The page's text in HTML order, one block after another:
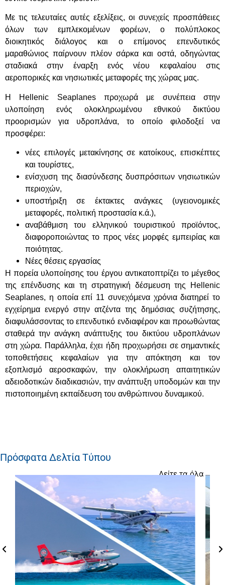
Με τις τελευταίες αυτές εξελίξεις, οι συνεχείς προσπάθειες
όλων των εμπλεκομένων φορέων, ο πολύπλοκος
διοικητικός διάλογος και ο επίμονος επενδυτικός
μαραθώνιος παίρνουν πλέον σάρκα και οστά, οδηγώντας
σταδιακά στην έναρξη ενός νέου κεφαλαίου στις
αεροπορικές και νησιωτικές μεταφορές της χώρας μας.
Η Hellenic Seaplanes προχωρά με συνέπεια στην
υλοποίηση ενός ολοκληρωμένου εθνικού δικτύου
προορισμών για υδροπλάνα, το οποίο φιλοδοξεί να
προσφέρει:
νέες επιλογές μετακίνησης σε κατοίκους, επισκέπτες
και τουρίστες,
ενίσχυση της διασύνδεσης δυσπρόσιτων νησιωτικών
περιοχών,
υποστήριξη σε έκτακτες ανάγκες (υγειονομικές
μεταφορές, πολιτική προστασία κ.ά.),
αναβάθμιση του ελληνικού τουριστικού προϊόντος,
διαφοροποιώντας το προς νέες μορφές εμπειρίας και
ποιότητας.
Νέες θέσεις εργασίας
Η πορεία υλοποίησης του έργου αντικατοπτρίζει το μέγεθος
της επένδυσης και τη στρατηγική δέσμευση της Hellenic
Seaplanes, η οποία επί 11 συνεχόμενα χρόνια διατηρεί το
εγχείρημα ενεργό στην ατζέντα της δημόσιας συζήτησης,
διαφυλάσσοντας το επενδυτικό ενδιαφέρον και προωθώντας
σταθερά την ανάγκη ανάπτυξης του δικτύου υδροπλάνων
στη χώρα. Παράλληλα, έχει ήδη προχωρήσει σε σημαντικές
τοποθετήσεις κεφαλαίων για την απόκτηση και τον
εξοπλισμό αεροσκαφών, την ολοκλήρωση απαιτητικών
αδειοδοτικών διαδικασιών, την ανάπτυξη υποδομών και την
πιστοποιημένη εκπαίδευση του ανθρώπινου δυναμικού.
Πρόσφατα Δελτία Τύπου
Δείτε τα όλα